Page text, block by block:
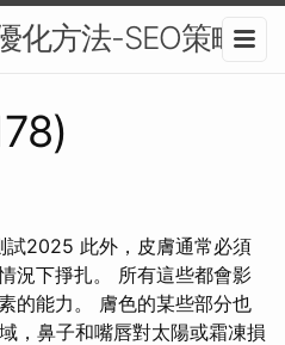
化方法-SEO策略
2025 此外，皮膚通常必須
況下掙扎。 所有這些都會影
的能力。 膚色的某些部分也
，鼻子和嘴唇對太陽或霜凍損